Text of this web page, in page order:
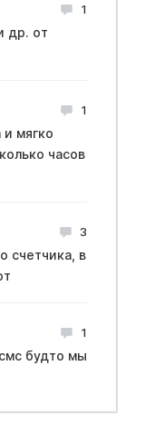
1
др. от
1
мягко
часов
3
счетчика, в
1